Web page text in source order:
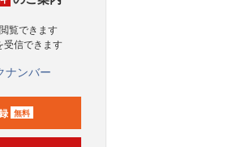
覧できます
受信できます
ナンバー
無料